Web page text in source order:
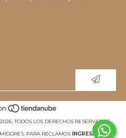
TODOS LOS DERECHOS RESERVADOS.
PARA RECLAMOS INGRESÁ ACÁ.